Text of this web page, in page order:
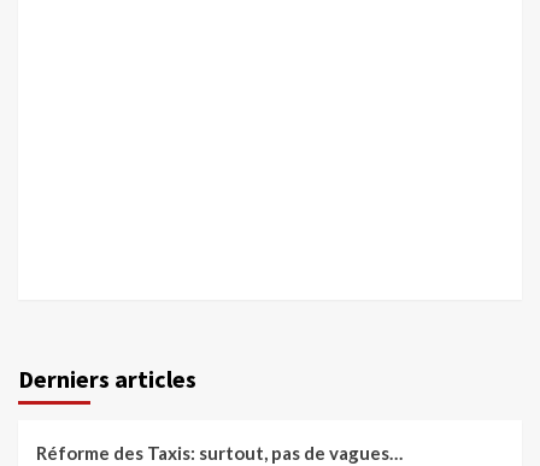
Derniers articles
Réforme des Taxis: surtout, pas de vagues…